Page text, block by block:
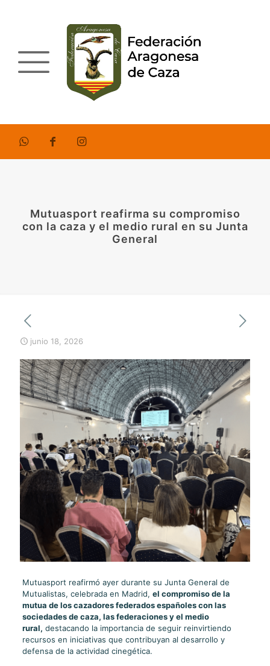
Mutuasport reafirma su compromiso
con la caza y el medio rural en su Junta
General
junio 18, 2026
Mutuasport reafirmó ayer durante su Junta General de
Mutualistas, celebrada en Madrid, el compromiso de la
mutua de los cazadores federados españoles con las
sociedades de caza, las federaciones y el medio
rural, destacando la importancia de seguir reinvirtiendo
recursos en iniciativas que contribuyan al desarrollo y
defensa de la actividad cinegética.